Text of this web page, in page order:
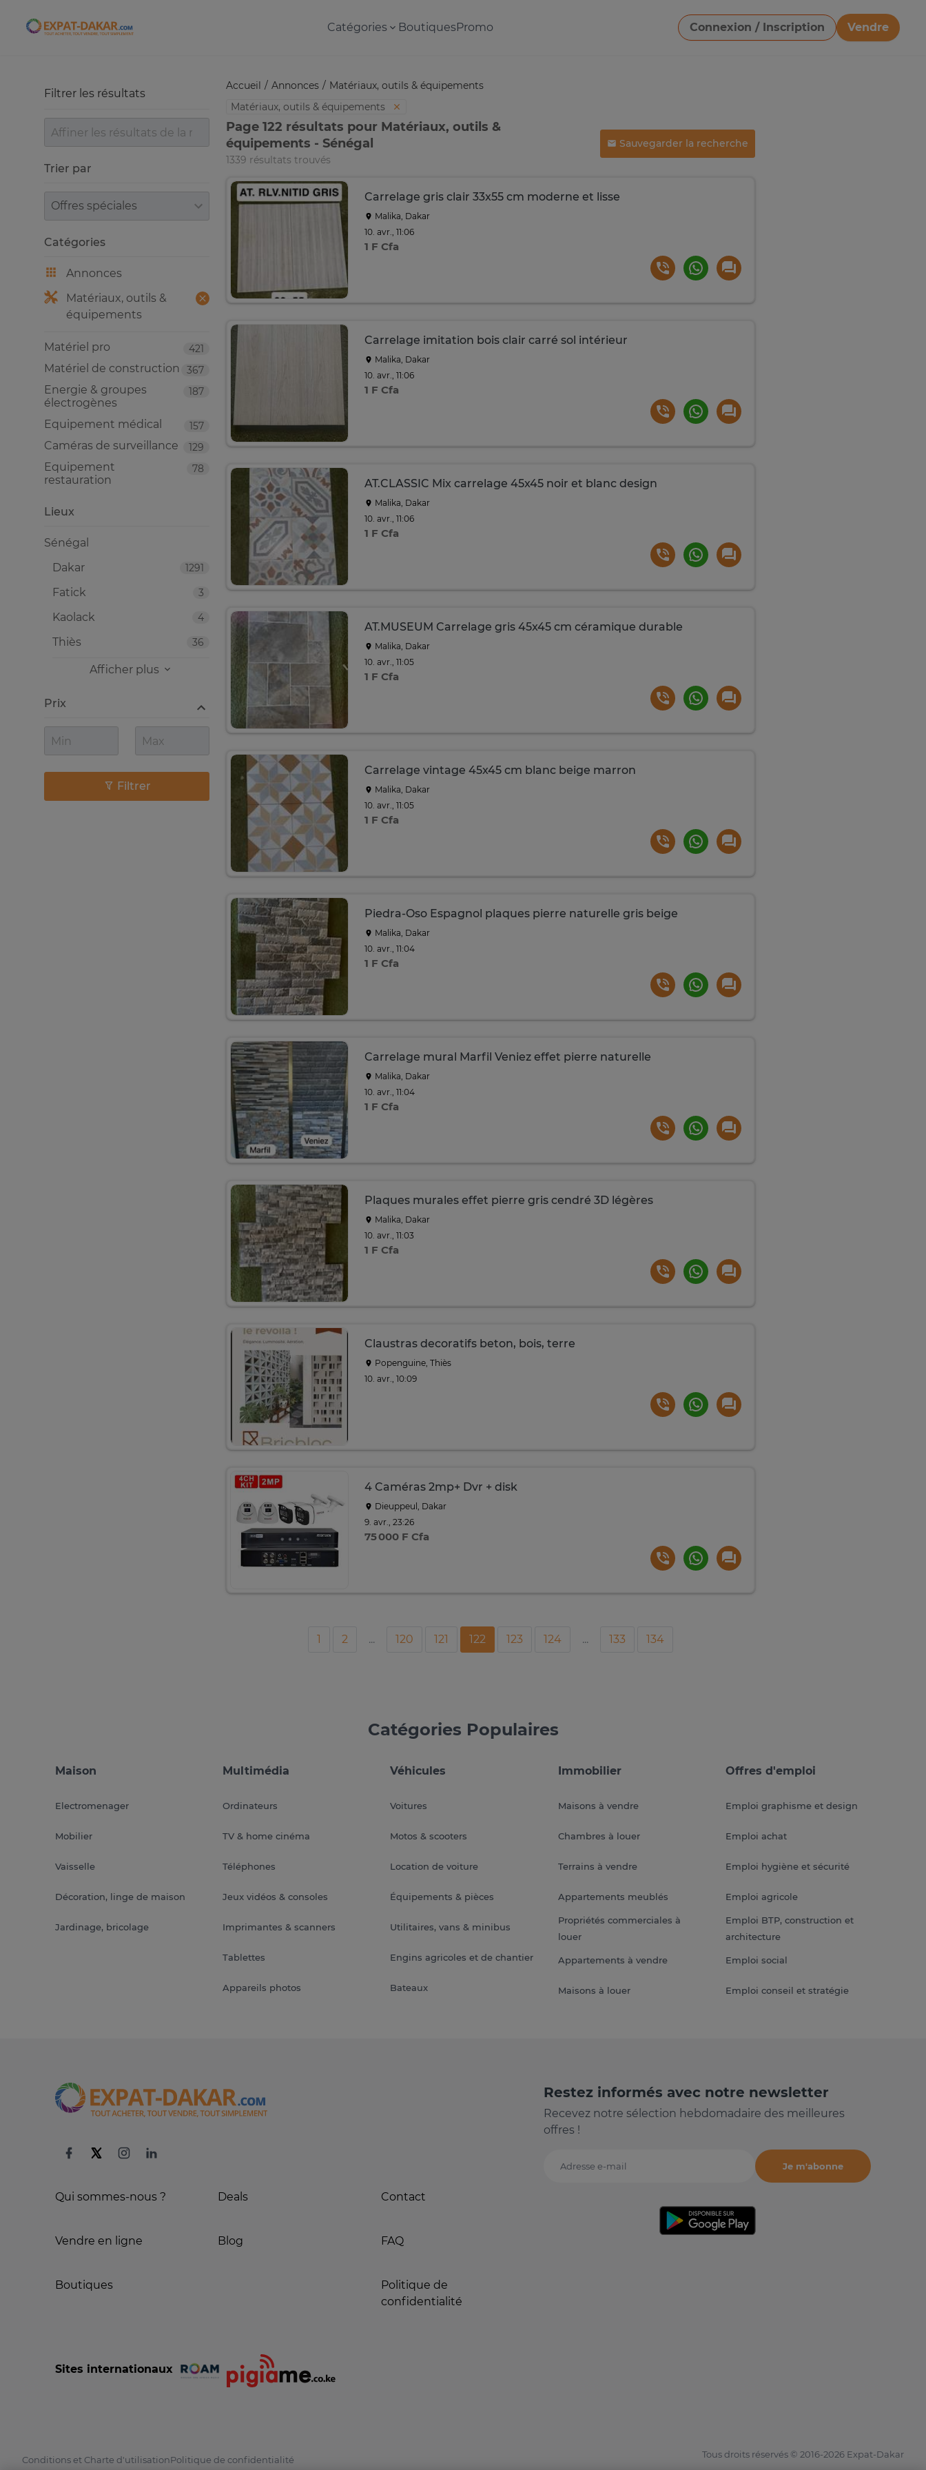
Expat-Dakar Catégories BoutiquesPromo Connexion / Inscription
Vendre
Télécharger une image
Accueil Annonces
Matériaux, outils & équipements
Matériaux, outils & équipements
Page 122 résultats pour Matériaux, outils &
équipements - Sénégal
1339 résultats trouvés
Sauvegarder la recherche
Carrelage gris clair 33x55 cm moderne et lisse
Malika, Dakar
10. avr., 11:06
1 F Cfa
Carrelage imitation bois clair carré sol intérieur
Malika, Dakar
10. avr., 11:06
1 F Cfa
AT.CLASSIC Mix carrelage 45x45 noir et blanc design
Malika, Dakar
10. avr., 11:06
1 F Cfa
AT.MUSEUM Carrelage gris 45x45 cm céramique durable
Malika, Dakar
10. avr., 11:05
1 F Cfa
Carrelage vintage 45x45 cm blanc beige marron
Malika, Dakar
10. avr., 11:05
1 F Cfa
Piedra-Oso Espagnol plaques pierre naturelle gris beige
Malika, Dakar
10. avr., 11:04
1 F Cfa
Carrelage mural Marfil Veniez effet pierre naturelle
Malika, Dakar
10. avr., 11:04
1 F Cfa
Plaques murales effet pierre gris cendré 3D légères
Malika, Dakar
10. avr., 11:03
1 F Cfa
Claustras decoratifs beton, bois, terre
Popenguine, Thiès
10. avr., 10:09
4 Caméras 2mp+ Dvr + disk
Dieuppeul, Dakar
9. avr., 23:26
75 000 F Cfa
1 2 ... 120 121 122 123 124 ... 133 134
Filtrer les résultats
Trier par
Trier par
Catégories
Annonces
Matériaux, outils &
équipements
421
Matériel pro
367
Matériel de construction
187
Energie & groupes
électrogènes
157
Equipement médical
129
Caméras de surveillance
78
Equipement
restauration
Lieux
Sénégal
1291
Dakar
3
Fatick
4
Kaolack
36
Thiès
Afficher plus
Prix
Filtrer
Catégories Populaires
Maison
Electromenager
Mobilier
Vaisselle
Décoration, linge de maison
Jardinage, bricolage
Multimédia
Ordinateurs
TV & home cinéma
Téléphones
Jeux vidéos & consoles
Imprimantes & scanners
Tablettes
Appareils photos
Véhicules
Voitures
Motos & scooters
Location de voiture
Équipements & pièces
Utilitaires, vans & minibus
Engins agricoles et de chantier
Bateaux
Immobilier
Maisons à vendre
Chambres à louer
Terrains à vendre
Appartements meublés
Propriétés commerciales à
louer
Appartements à vendre
Maisons à louer
Offres d'emploi
Emploi graphisme et design
Emploi achat
Emploi hygiène et sécurité
Emploi agricole
Emploi BTP, construction et
architecture
Emploi social
Emploi conseil et stratégie
Qui sommes-nous ?
Vendre en ligne
Boutiques
Deals
Blog
Contact
FAQ
Politique de
confidentialité
Restez informés avec notre newsletter
Recevez notre sélection hebdomadaire des meilleures
offres !
Adresse e-mail
Je m'abonne
Sites internationaux
Conditions et Charte d'utilisationPolitique de confidentialité Tous droits réservés © 2016-2026 Expat-Dakar